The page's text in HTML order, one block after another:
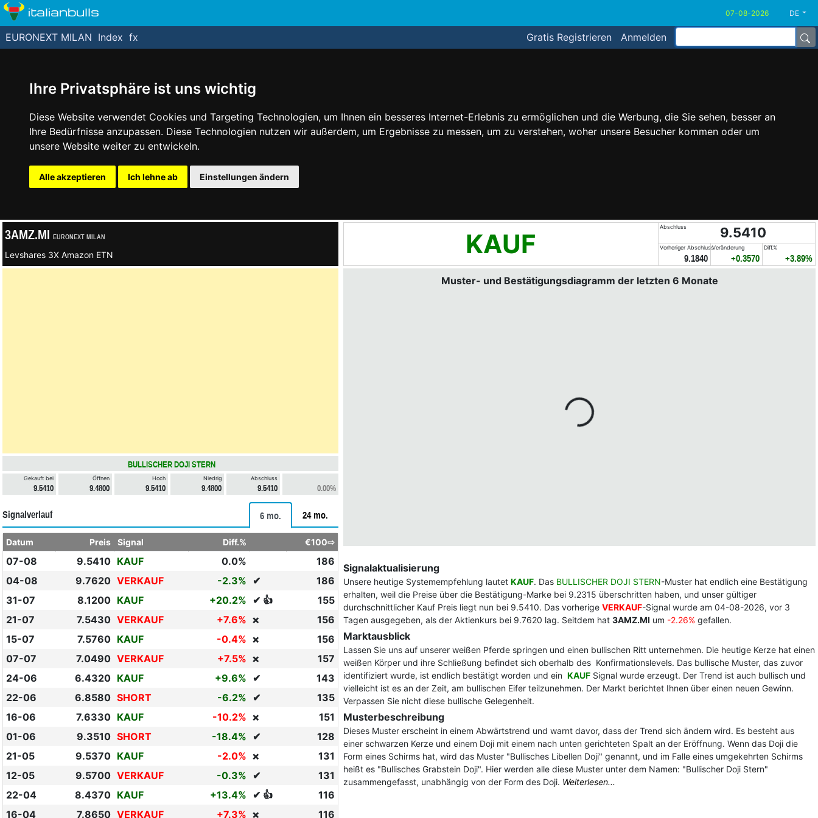
Ihre Privatsphäre ist uns wichtig
Diese Website verwendet Cookies und Targeting Technologien, um Ihnen ein besseres Internet-Erlebnis zu ermöglichen und die Werbung, die Sie sehen, besser an
Ihre Bedürfnisse anzupassen. Diese Technologien nutzen wir außerdem, um Ergebnisse zu messen, um zu verstehen, woher unsere Besucher kommen oder um
unsere Website weiter zu entwickeln.
Alle akzeptieren Ich lehne ab Einstellungen ändern
italianbulls DE
Gratis Registrieren Anmelden
EURONEXT MILAN Index fx
3AMZ.MI EURONEXT MILAN
Levshares 3X Amazon ETN KAUF
Abschluss 9.5410
Vorheriger Abschluss
9.1840
Veränderung
+0.3570
Diff.%
+3.89%
BULLISCHER DOJI STERN
Gekauft bei
9.5410
Öffnen
9.4800
Hoch
9.5410
Niedrig
9.4800
Abschluss
9.5410 0.00%
Signalverlauf 6 mo. 24 mo.
Datum Preis Signal Diff.% €100⇨
07-08 9.5410 KAUF 0.0%
186
04-08
9.7620 VERKAUF -2.3% ✔
186
31-07
8.1200 KAUF +20.2% ✔ 👍
155
21-07
7.5430 VERKAUF +7.6% ❌
156
15-07
7.5760 KAUF -0.4% ❌
156
07-07
7.0490 VERKAUF +7.5% ❌
157
24-06
6.4320 KAUF +9.6% ✔
143
22-06
6.8580 SHORT -6.2% ✔
135
16-06
7.6330 KAUF -10.2% ❌
151
01-06
9.3510 SHORT -18.4% ✔
128
21-05
9.5370 KAUF -2.0% ❌
131
12-05
9.5700 VERKAUF -0.3% ✔
131
22-04
8.4370 KAUF +13.4% ✔ 👍
116
16-04
7.8650 VERKAUF +7.3% ❌ 116
Muster- und Bestätigungsdiagramm der letzten 6 Monate
Signalaktualisierung
Unsere heutige Systemempfehlung lautet KAUF. Das BULLISCHER DOJI STERN-Muster hat endlich eine Bestätigung
erhalten, weil die Preise über die Bestätigung-Marke bei 9.2315 überschritten haben, und unser gültiger
durchschnittlicher Kauf Preis liegt nun bei 9.5410. Das vorherige VERKAUF-Signal wurde am 04-08-2026, vor 3
Tagen ausgegeben, als der Aktienkurs bei 9.7620 lag. Seitdem hat 3AMZ.MI um -2.26% gefallen.
Marktausblick
Lassen Sie uns auf unserer weißen Pferde springen und einen bullischen Ritt unternehmen. Die heutige Kerze hat einen
weißen Körper und ihre Schließung befindet sich oberhalb des Konfirmationslevels. Das bullische Muster, das zuvor
identifiziert wurde, ist endlich bestätigt worden und ein KAUF Signal wurde erzeugt. Der Trend ist auch bullisch und
vielleicht ist es an der Zeit, am bullischen Eifer teilzunehmen. Der Markt berichtet Ihnen über einen neuen Gewinn.
Verpassen Sie nicht diese bullische Gelegenheit.
Musterbeschreibung
Dieses Muster erscheint in einem Abwärtstrend und warnt davor, dass der Trend sich ändern wird. Es besteht aus
einer schwarzen Kerze und einem Doji mit einem nach unten gerichteten Spalt an der Eröffnung. Wenn das Doji die
Form eines Schirms hat, wird das Muster "Bullisches Libellen Doji" genannt, und im Falle eines umgekehrten Schirms
heißt es "Bullisches Grabstein Doji". Hier werden alle diese Muster unter dem Namen: "Bullischer Doji Stern"
zusammengefasst, unabhängig von der Form des Doji. Weiterlesen...